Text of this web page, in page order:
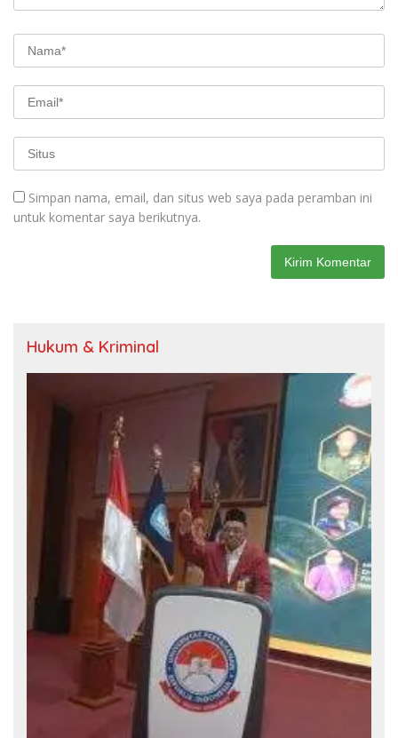
Simpan nama, email, dan situs web saya pada peramban ini
untuk komentar saya berikutnya.
Hukum & Kriminal